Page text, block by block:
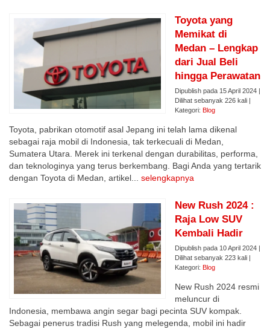
Toyota yang
Memikat di
Medan – Lengkap
dari Jual Beli
hingga Perawatan
Dipublish pada 15 April 2024 |
Dilihat sebanyak 226 kali |
Kategori: Blog
Toyota, pabrikan otomotif asal Jepang ini telah lama dikenal
sebagai raja mobil di Indonesia, tak terkecuali di Medan,
Sumatera Utara. Merek ini terkenal dengan durabilitas, performa,
dan teknologinya yang terus berkembang. Bagi Anda yang tertarik
dengan Toyota di Medan, artikel... selengkapnya
New Rush 2024 :
Raja Low SUV
Kembali Hadir
Dipublish pada 10 April 2024 |
Dilihat sebanyak 223 kali |
Kategori: Blog
New Rush 2024 resmi
meluncur di
Indonesia, membawa angin segar bagi pecinta SUV kompak.
Sebagai penerus tradisi Rush yang melegenda, mobil ini hadir